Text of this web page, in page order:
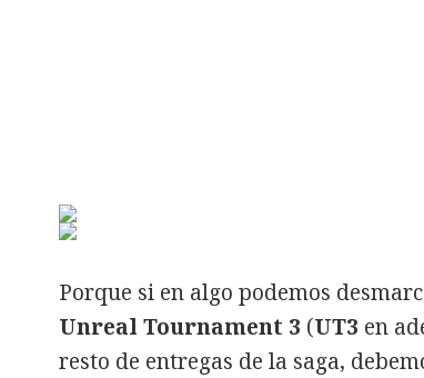
Porque si en algo podemos
Unreal Tournament 3 (UT3 en
resto de entregas de la saga,